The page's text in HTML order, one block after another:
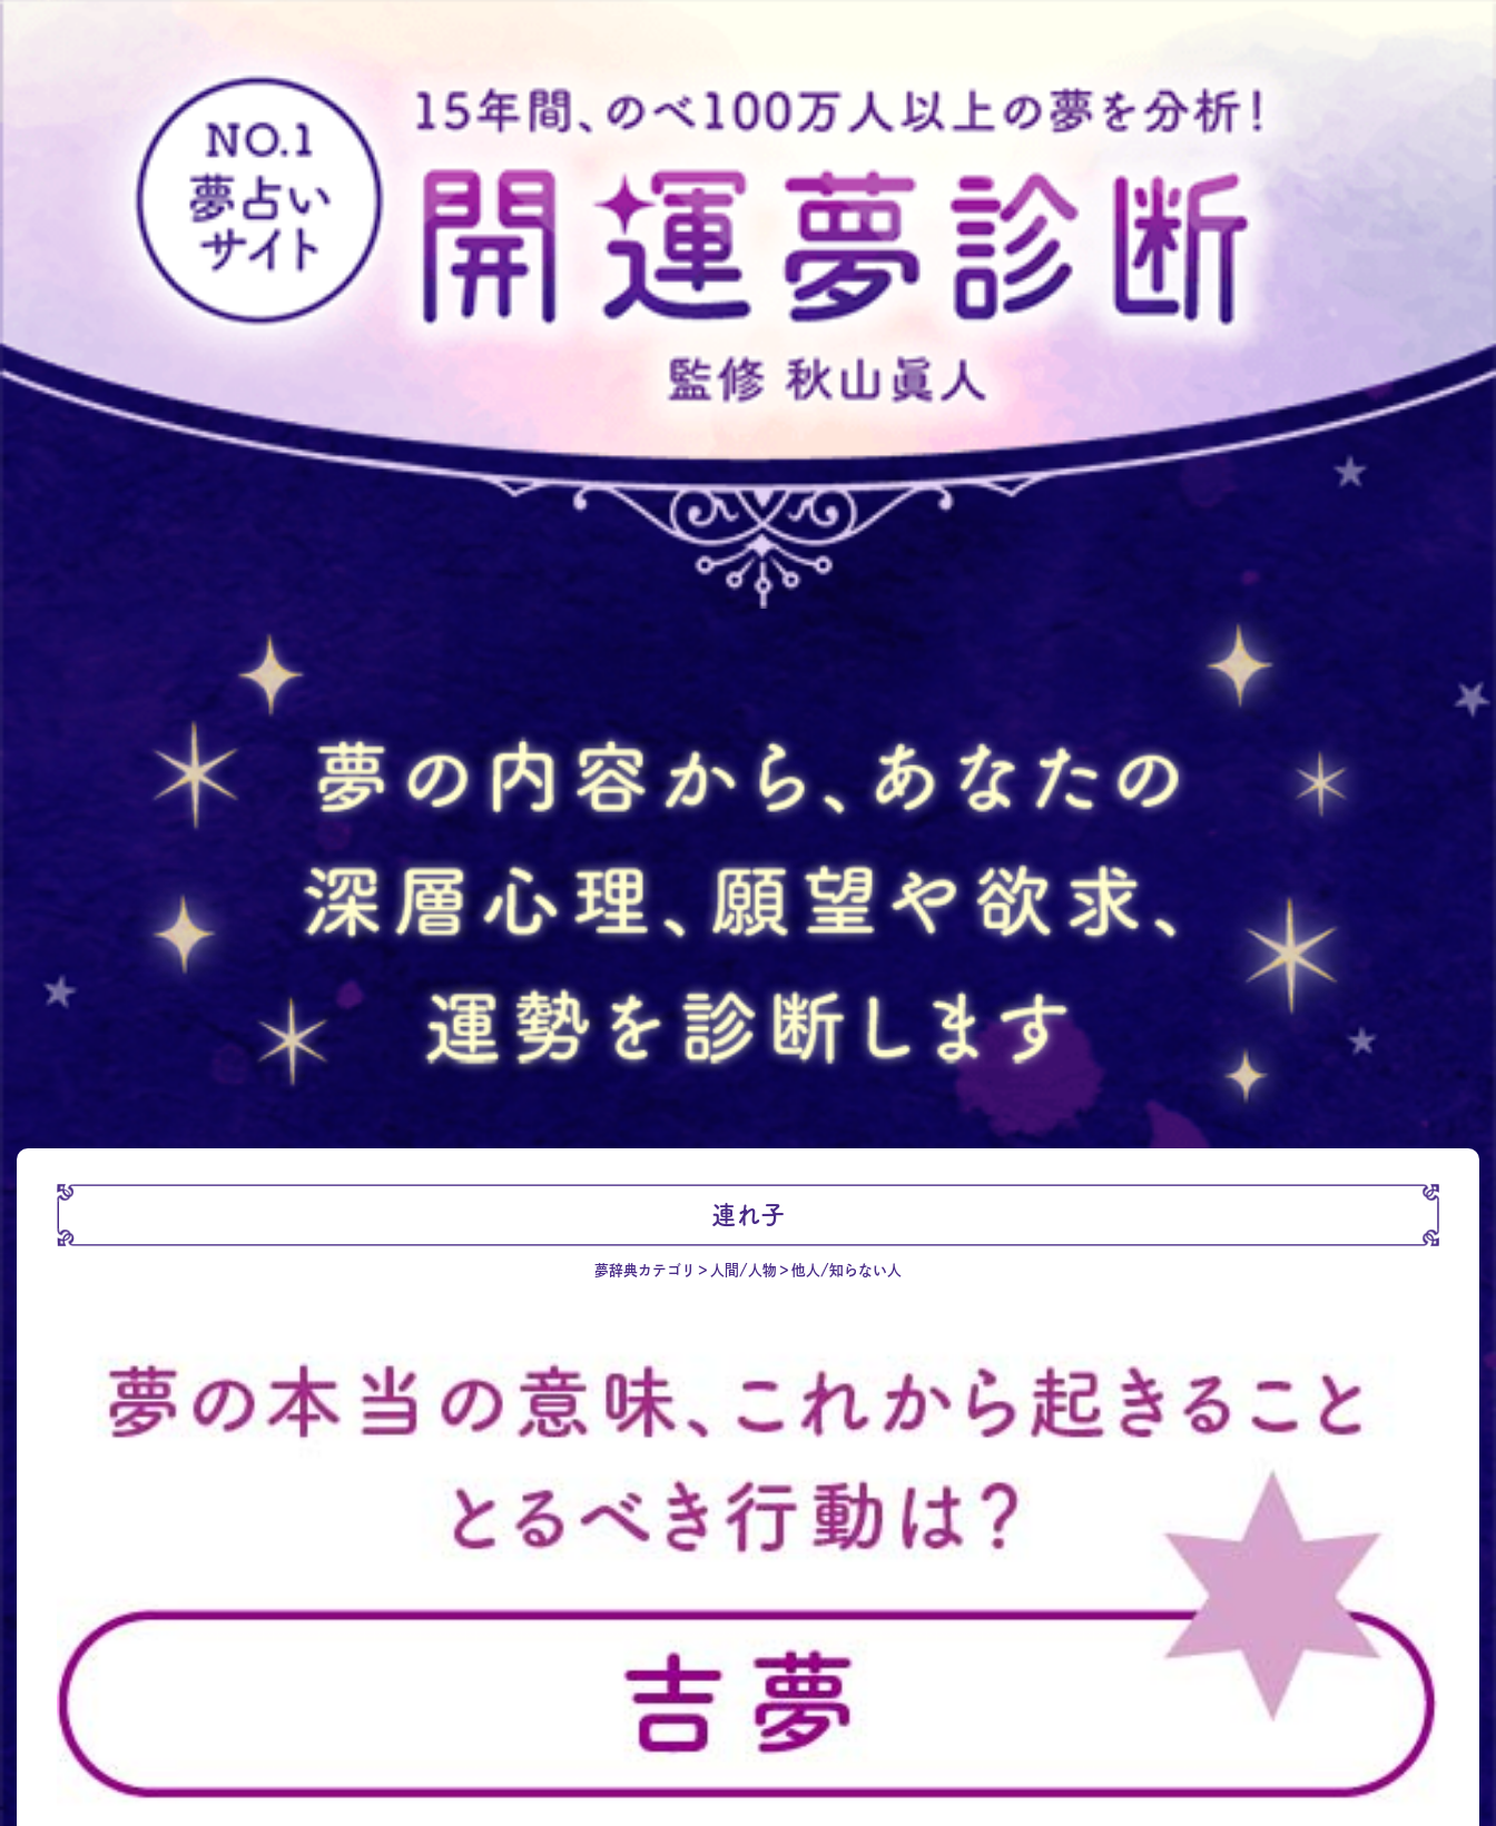
連れ子
夢辞典カテゴリ 人間/人物 他人/知らない人